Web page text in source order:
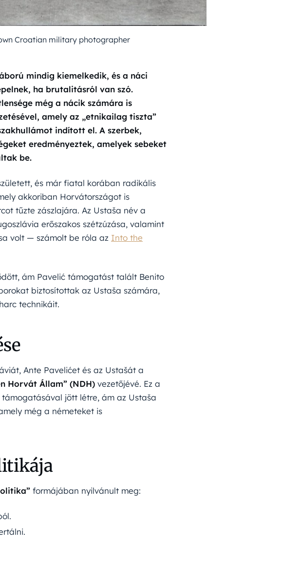
Croatian military photographer
mindig kiemelkedik, és a náci
ha brutalitásról van szó.
még a nácik számára is
amely az „etnikailag tiszta”
indított el. A szerbek,
eredményeztek, amelyek sebeket
be.
és már fiatal korában radikális
akkoriban Horvátországot is
tűzte zászlajára. Az Ustaša név a
erőszakos szétzúzása, valamint
volt — számolt be róla az Into the
ám Pavelić támogatást talált Benito
biztosítottak az Ustaša számára,
technikáit.
Ante Pavelićet és az Ustašát a
Horvát Állam” (NDH) vezetőjévé. Ez a
jött létre, ám az Ustaša
még a németeket is
formájában nyilvánult meg: